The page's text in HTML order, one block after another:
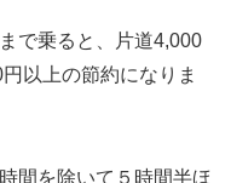
で乗ると、片道4,000
以上の節約になりま
間を除いて５時間半ほ